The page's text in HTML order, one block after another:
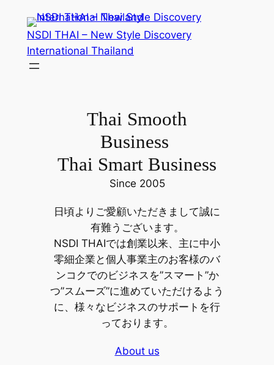
NSDI THAI – New Style Discovery
International Thailand
Thai Smooth
Business
Thai Smart Business
Since 2005
日頃よりご愛顧いただきまして誠に
有難うございます。
NSDI THAIでは創業以来、主に中小
零細企業と個人事業主のお客様のバ
ンコクでのビジネスを”スマート”か
つ”スムーズ”に進めていただけるよう
に、様々なビジネスのサポートを行
っております。
About us